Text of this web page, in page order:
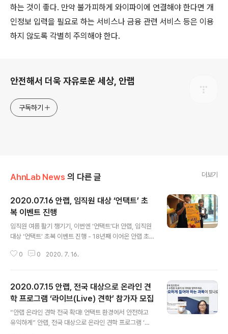
하는 것이 좋다. 만약 불가피하게 와이파이에 연결해야 한다면 개
인정보 입력을 필요로 하는 서비스나 금융 관련 서비스 등은 이용
하지 않도록 각별히 주의해야 한다.
안전해서 더욱 자유로운 세상, 안랩
구독하기
AhnLab News 의 다른 글 더보기
2020.07.16 안랩, 임직원 대상 ‘언택트’ 초
복 이벤트 진행
임직원 여름 활기 챙기기, 이번엔 ‘언택트’다! 안랩, 임직원
대상 ‘언택트’ 초복 이벤트 진행 - 18년째 이어온 안랩 초복
즐길 수 있는 치킨 기프티콘 증정으로 진행 코로나바이러
진행했다. 안랩(대표 강석균, www.ahnlab.com )이 초복
(16일)을 맞아 임직원에게 치킨 기프티콘을 증정하는 ‘안
랩이 쏜닭’ 이벤트를 진행했다. 2003년부터 이어진 안랩
의 ‘복날 이벤트’는 임직원이 복날 더위를 활기차게 이겨낼
수 있도록 기획된 행사다. 올해는 코로나19 확산 예방에 동
0 0 2020. 7. 16.
2020.07.15 안랩, 전국 대상으로 온라인 견
학 프로그램 ‘라이브(Live) 견학’ 참가자 모집
“안랩 온라인 견학 전국 확대! 언택트 환경에서 안전하고
유익하게” 안랩, 전국 대상으로 온라인 견학 프로그램 ‘라